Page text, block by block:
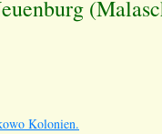
Kolonien.